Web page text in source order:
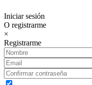
Iniciar sesión
O registrarme
×
Registrarme